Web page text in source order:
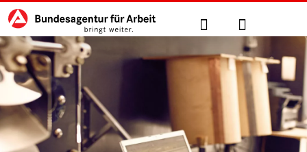
zu den Hauptinhalten springen
Hauptnavigation Suche Anmelden